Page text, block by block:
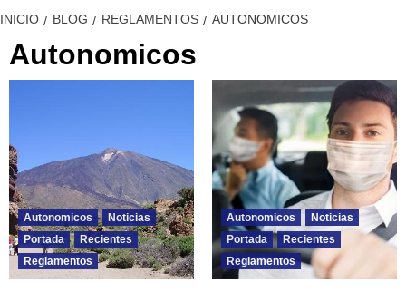
INICIO BLOG REGLAMENTOS AUTONOMICOS
Autonomicos
Autonomicos
Noticias
Portada
Recientes
Reglamentos
Autonomicos
Noticias
Portada
Recientes
Reglamentos